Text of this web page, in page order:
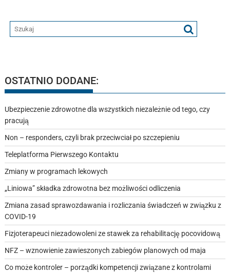
OSTATNIO DODANE:
Ubezpieczenie zdrowotne dla wszystkich niezależnie od tego, czy
pracują
Non – responders, czyli brak przeciwciał po szczepieniu
Teleplatforma Pierwszego Kontaktu
Zmiany w programach lekowych
„Liniowa” składka zdrowotna bez możliwości odliczenia
Zmiana zasad sprawozdawania i rozliczania świadczeń w związku z
COVID-19
Fizjoterapeuci niezadowoleni ze stawek za rehabilitację pocovidową
NFZ – wznowienie zawieszonych zabiegów planowych od maja
Co może kontroler – porządki kompetencji związane z kontrolami